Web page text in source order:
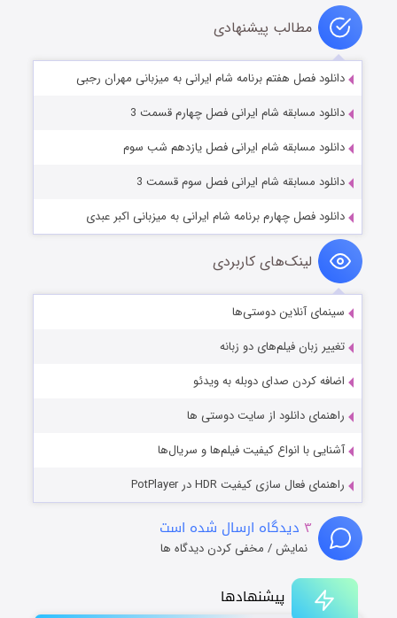
پیشنهادها
مطالب پیشنهادی
دانلود فصل هفتم برنامه شام ایرانی به میزبانی مهران رجبی
دانلود مسابقه شام ایرانی فصل چهارم قسمت 3
دانلود مسابقه شام ایرانی فصل یازدهم شب سوم
دانلود مسابقه شام ایرانی فصل سوم قسمت 3
دانلود فصل چهارم برنامه شام ایرانی به میزبانی اکبر عبدی
لینک‌های کاربردی
سینمای آنلاین دوستی‌ها
تغییر زبان فیلم‌های دو زبانه
اضافه کردن صدای دوبله به ویدئو
راهنمای دانلود از سایت دوستی ها
آشنایی با انواع کیفیت فیلم‌ها و سریال‌ها
راهنمای فعال سازی کیفیت HDR در PotPlayer
۳ دیدگاه ارسال شده است
نمایش / مخفی کردن دیدگاه ها